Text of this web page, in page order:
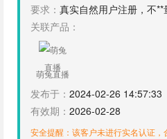
要求： 真实自然用户注册，不**
关联产品：
萌兔直播
发布于： 2024-02-26 14:57:33
有效期： 2026-02-28
安全提醒：该客户未进行实名认证